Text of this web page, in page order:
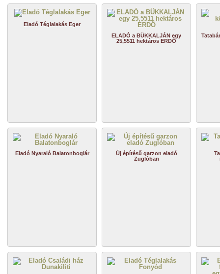
Eladó Téglalakás Eger
ELADÓ a BÜKKALJÁN egy
25,5511 hektáros ERDŐ
Eladó Nyaraló Balatonboglár
Új építésű garzon eladó
Zuglóban